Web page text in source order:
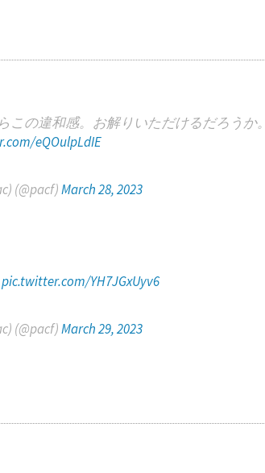
の違和感。お解りいただけるだろうか。
eQOulpLdIE
(@pacf)March 28, 2023
pic.twitter.com/YH7JGxUyv6
(@pacf)March 29, 2023